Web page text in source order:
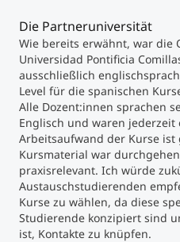
Die Partneruniversität
Wie bereits erwähnt, war die
Universidad Pontificia
ausschließlich
Level für die spanischen
Alle Dozent:innen sprachen
Englisch und waren
Arbeitsaufwand der Kurse
Kursmaterial war
praxisrelevant. Ich würde
Austauschstudierenden
Kurse zu wählen, da diese
Studierende konzipiert sind
ist, Kontakte zu knüpfen.